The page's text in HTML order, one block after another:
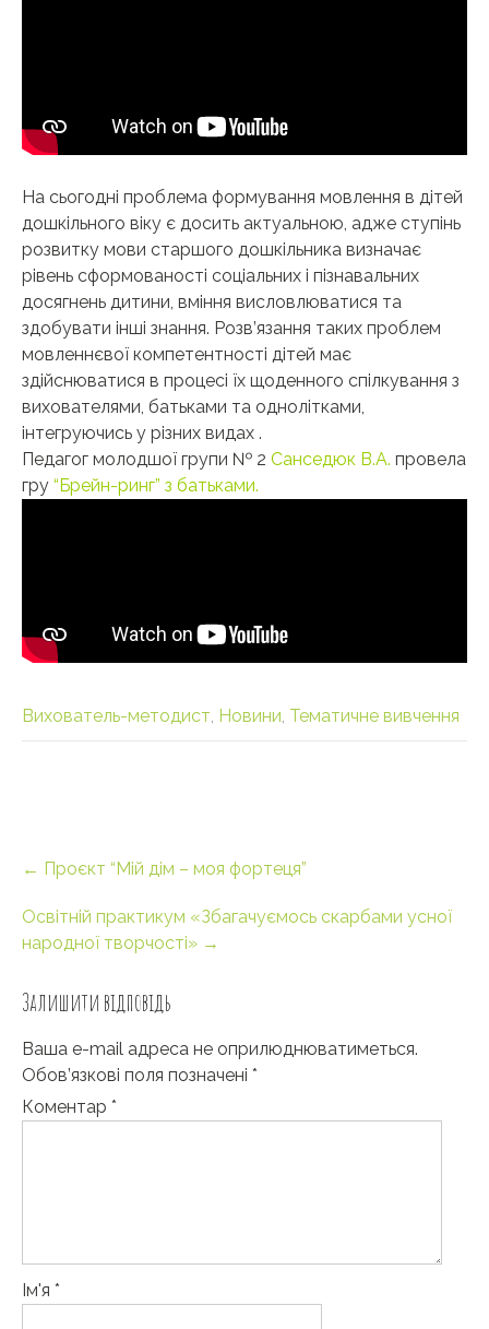
На сьогодні проблема формування мовлення в дітей
дошкільного віку є досить актуальною, адже ступінь
розвитку мови старшого дошкільника визначає
рівень сформованості соціальних і пізнавальних
досягнень дитини, вміння висловлюватися та
здобувати інші знання. Розв’язання таких проблем
мовленнєвої компетентності дітей має
здійснюватися в процесі їх щоденного спілкування з
вихователями, батьками та однолітками,
інтегруючись у різних видах .
Педагог молодшої групи № 2 Санседюк В.А. провела
гру “Брейн-ринг” з батьками.
Вихователь-методист Новини Тематичне вивчення
Post
navigation
← Проєкт “Мій дім – моя фортеця”
Освітній практикум «Збагачуємось скарбами усної
народної творчості» →
Залишити відповідь
Ваша e-mail адреса не оприлюднюватиметься.
Обов’язкові поля позначені *
Коментар *
Ім'я *